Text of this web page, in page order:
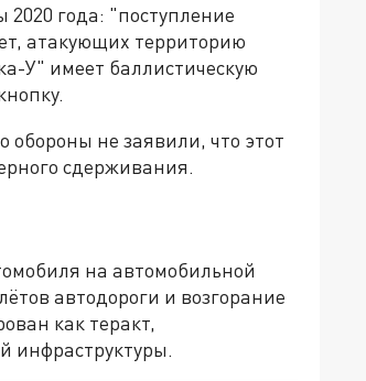
года: "поступление
атакующих территорию
У" имеет баллистическую
не заявили, что этот
сдерживания.
на автомобильной
автодороги и возгорание
как теракт,
инфраструктуры.